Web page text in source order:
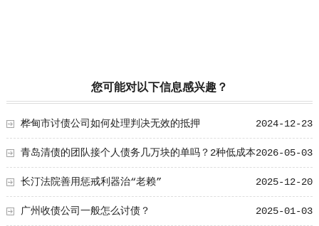
您可能对以下信息感兴趣？
2024-12-23
桦甸市讨债公司如何处理判决无效的抵押
2026-05-03
青岛清债的团队接个人债务几万块的单吗？2种低成本
催收方案 2025-12-20
长汀法院善用惩戒利器治“老赖”
2025-01-03
广州收债公司一般怎么讨债？